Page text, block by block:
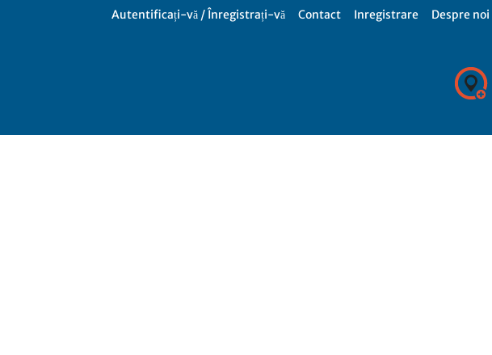
Autentificați-vă / Înregistrați-vă Contact Inregistrare Despre noi